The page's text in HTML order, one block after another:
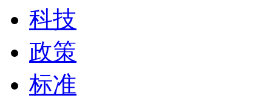
科技
政策
标准